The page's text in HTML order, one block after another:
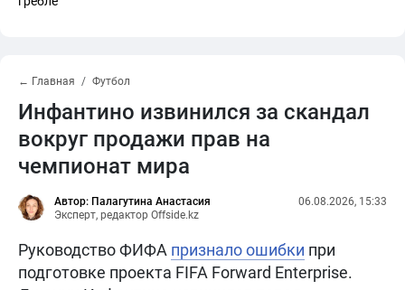
← Главная Футбол
Инфантино извинился за скандал
вокруг продажи прав на
чемпионат мира
Автор: Палагутина Анастасия
Эксперт, редактор Offside.kz
06.08.2026, 15:33
Руководство ФИФА признало ошибки при
подготовке проекта FIFA Forward Enterprise.